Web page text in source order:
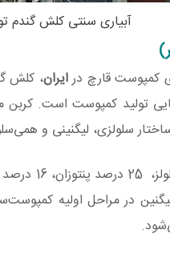
آبیاری سنتی کلش گندم
کمپوست قارچ درایران، کلش
تولید کمپوست است.
سلولزی، لیگنینی و
کلش
در مراحل اولیه